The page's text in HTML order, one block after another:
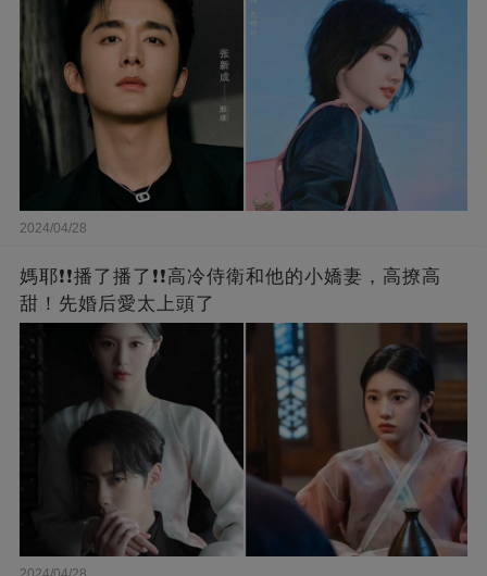
2024/04/28
媽耶❗❗播了播了❗❗高冷侍衛和他的小嬌妻，高撩高
甜！先婚后愛太上頭了